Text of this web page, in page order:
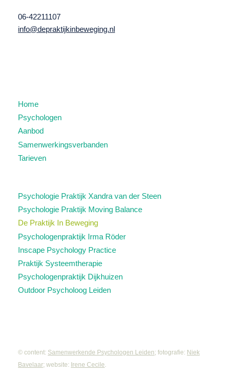
06-42211107
info@depraktijkinbeweging.nl
Home
Psychologen
Aanbod
Samenwerkingsverbanden
Tarieven
Psychologie Praktijk Xandra van der Steen
Psychologie Praktijk Moving Balance
De Praktijk In Beweging
Psychologenpraktijk Irma Röder
Inscape Psychology Practice
Praktijk Systeemtherapie
Psychologenpraktijk Dijkhuizen
Outdoor Psycholoog Leiden
© content: Samenwerkende Psychologen Leiden; fotografie: Niek
Bavelaar; website: Irene Cecile.